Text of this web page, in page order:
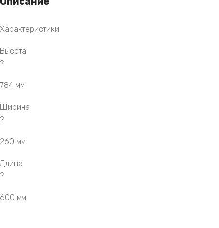
Характеристики
Высота
?
784 мм
Ширина
?
260 мм
Длина
?
600 мм